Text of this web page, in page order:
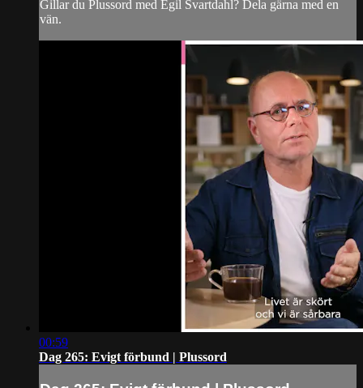
Gillar du Plussord med Egil Svartdahl? Dela gärna med en
vän.
00:59
Dag 265: Evigt förbund | Plussord